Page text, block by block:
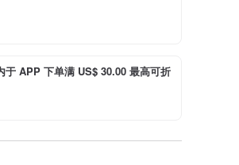
APP 下单满 US$ 30.00 最高可折